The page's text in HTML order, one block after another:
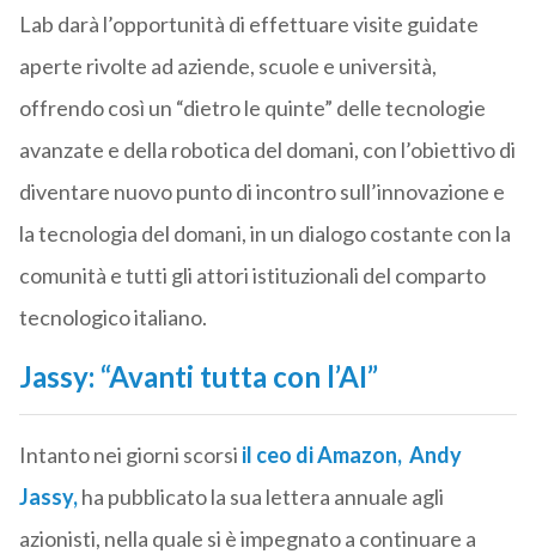
Lab darà l’opportunità di effettuare visite guidate
aperte rivolte ad aziende, scuole e università,
offrendo così un “dietro le quinte” delle tecnologie
avanzate e della robotica del domani, con l’obiettivo di
diventare nuovo punto di incontro sull’innovazione e
la tecnologia del domani, in un dialogo costante con la
comunità e tutti gli attori istituzionali del comparto
tecnologico italiano.
Jassy: “Avanti tutta con l’AI”
Intanto nei giorni scorsi il ceo di Amazon, Andy
Jassy,ha pubblicatola sua lettera annuale agli
azionisti, nella quale si è impegnato a continuare a